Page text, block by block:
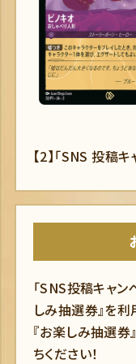
【2】「SNS 投稿
「SNS投稿キャン
しみ抽選券』を
『お楽しみ抽選券
ちください！